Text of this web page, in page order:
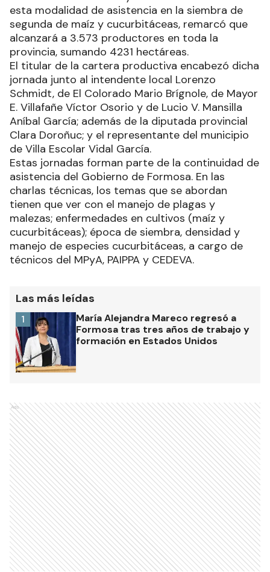
esta modalidad de asistencia en la siembra de
segunda de maíz y cucurbitáceas, remarcó que
alcanzará a 3.573 productores en toda la
provincia, sumando 4231 hectáreas.
El titular de la cartera productiva encabezó dicha
jornada junto al intendente local Lorenzo
Schmidt, de El Colorado Mario Brígnole, de Mayor
E. Villafañe Víctor Osorio y de Lucio V. Mansilla
Aníbal García; además de la diputada provincial
Clara Doroñuc; y el representante del municipio
de Villa Escolar Vidal García.
Estas jornadas forman parte de la continuidad de
asistencia del Gobierno de Formosa. En las
charlas técnicas, los temas que se abordan
tienen que ver con el manejo de plagas y
malezas; enfermedades en cultivos (maíz y
cucurbitáceas); época de siembra, densidad y
manejo de especies cucurbitáceas, a cargo de
técnicos del MPyA, PAIPPA y CEDEVA.
Las más leídas
María Alejandra Mareco regresó a
Formosa tras tres años de trabajo y
formación en Estados Unidos
1
Ads